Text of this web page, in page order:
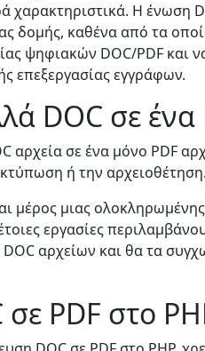
χαρακτηριστικά. Η ένωση
δομής, καθένα από τα
ψηφιακών DOC/PDF και
επεξεργασίας εγγράφων.
DOC σε ένα
αρχεία σε ένα μόνο PDF
ή την αρχειοθέτηση.
μέρος μιας
εργασίες
αρχείων και θα τα
PDF στο